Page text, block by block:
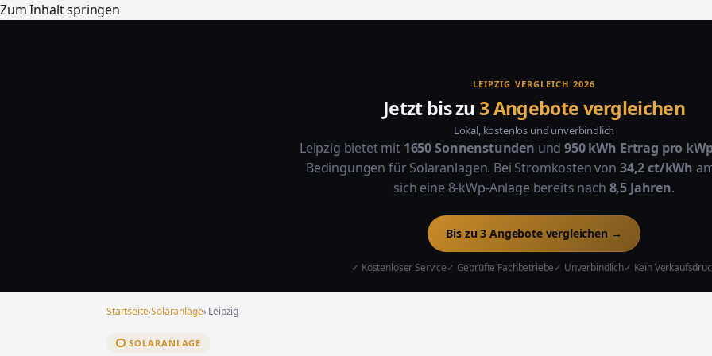
Zum Inhalt springen
LEIPZIG VERGLEICH 2026
Jetzt bis zu3 Angebote vergleichen
Lokal, kostenlos und unverbindlich
Leipzig bietet mit 1650 Sonnenstunden und950 kWh Ertrag pro
Bedingungen für Solaranlagen. Bei Stromkosten von 34,2 ct/kWh
sich eine 8-kWp-Anlage bereits nach 8,5 Jahren.
Bis zu 3 Angebote vergleichen →
✓ Kostenloser Service✓ Geprüfte Fachbetriebe✓ Unverbindlich✓ Kein
Startseite›Solaranlage› Leipzig
SOLARANLAGE